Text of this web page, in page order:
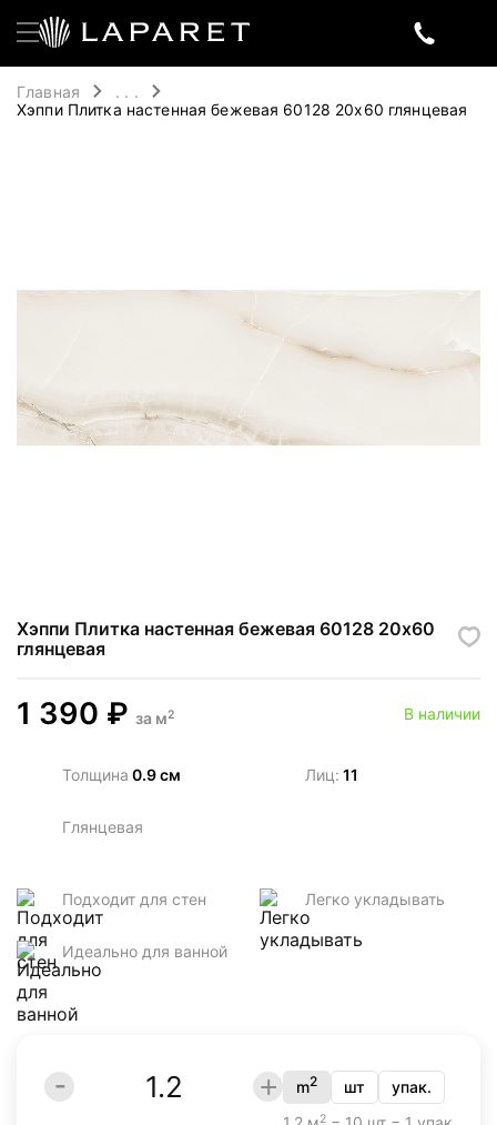
Главная
. . .
Хэппи Плитка настенная бежевая 60128 20х60 глянцевая
Хэппи Плитка настенная бежевая 60128 20х60
глянцевая
1 390 ₽ за м2 В наличии
Толщина 0.9 см Лиц: 11
Глянцевая
Подходит для стен Легко укладывать
Идеально для ванной
m2 шт
упак.
2